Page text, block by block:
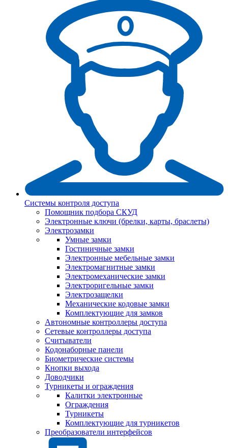
Системы контроля доступа
Помощник подбора СКУД
Электронные ключи (брелки, карты, браслеты)
Электрозамки
Умные замки
Гостиничные замки
Электронные мебельные замки
Электромагнитные замки
Электромеханические замки
Электроригельные замки
Электрозащелки
Механические кодовые замки
Комплектующие для замков
Автономные контроллеры доступа
Сетевые контроллеры доступа
Считыватели
Кодонаборные панели
Биометрические системы
Кнопки выхода
Доводчики
Турникеты и ограждения
Калитки электронные
Ограждения
Турникеты
Комплектующие для турникетов
Преобразователи интерфейсов